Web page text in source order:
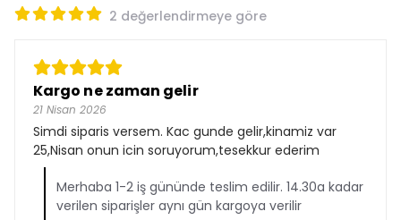
2 değerlendirmeye göre
Kargo ne zaman gelir
21 Nisan 2026
Simdi siparis versem. Kac gunde gelir,kinamiz var
25,Nisan onun icin soruyorum,tesekkur ederim
Merhaba 1-2 iş gününde teslim edilir. 14.30a kadar
verilen siparişler aynı gün kargoya verilir